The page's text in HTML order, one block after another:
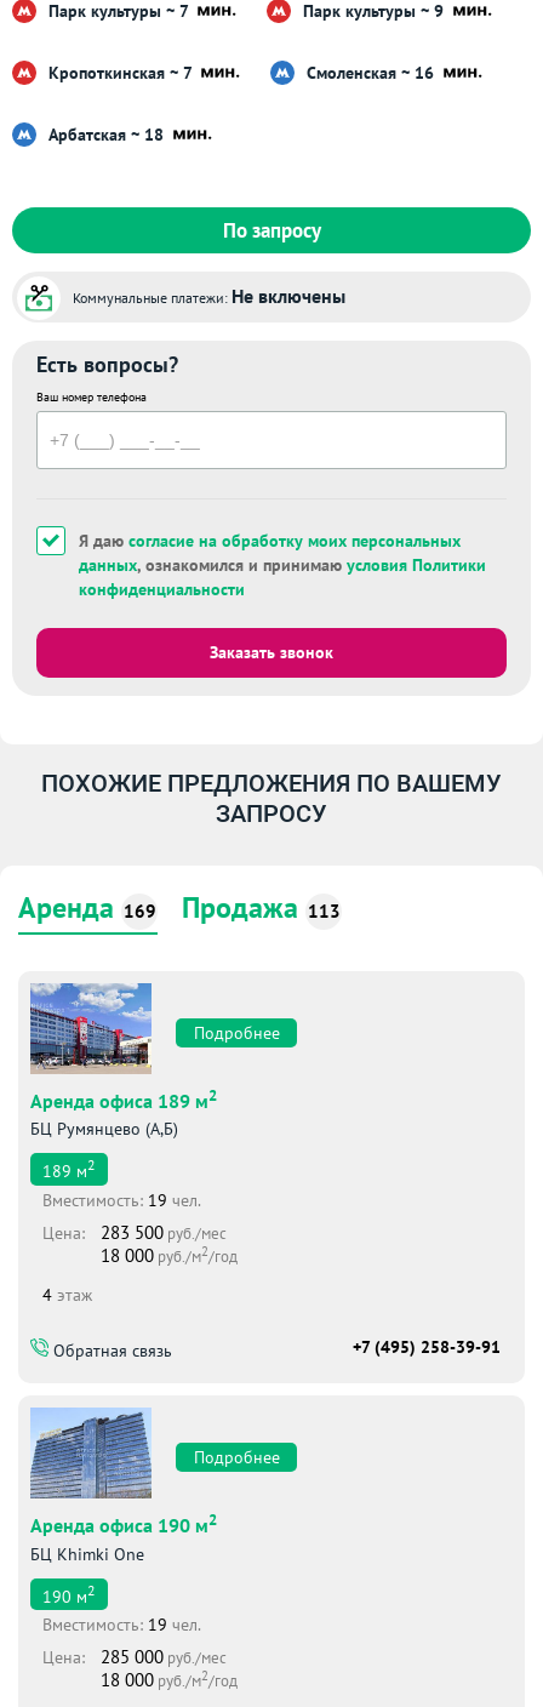
Парк культуры ~ 7 Парк культуры ~ 9
Кропоткинская ~ 7 Смоленская ~ 16
Арбатская ~ 18
По запросу
Коммунальные платежи: Не включены
Есть вопросы?
Ваш номер телефона
Я даю согласие на обработку моих персональных
данных, ознакомился и принимаю условия Политики
конфиденциальности
Заказать звонок
ПОХОЖИЕ ПРЕДЛОЖЕНИЯ ПО ВАШЕМУ
ЗАПРОСУ
Аренда 169 Продажа 113
Подробнее
Аренда офиса 189 м2
БЦ Румянцево (А,Б)
189 м2
Вместимоcть: 19 чел.
Цена:
283 500 руб./мес
18 000 руб./м2/год
4 этаж
Обратная связь +7 (495) 258-39-91
Подробнее
Аренда офиса 190 м2
БЦ Khimki One
190 м2
Вместимоcть: 19 чел.
Цена:
285 000 руб./мес
18 000 руб./м2/год